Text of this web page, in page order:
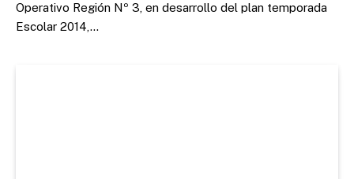
Operativo Región Nº 3, en desarrollo del plan temporada
Escolar 2014,…